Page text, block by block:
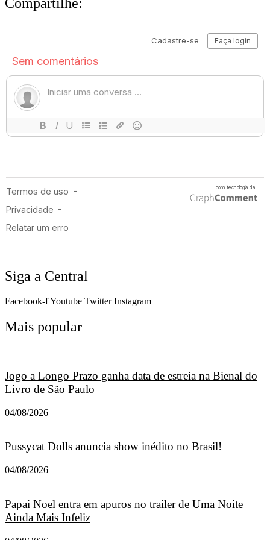
Siga a Central
Facebook-fYoutube Twitter Instagram
Mais popular
Jogo a Longo Prazo ganha data de estreia na Bienal do
Livro de São Paulo
04/08/2026
Pussycat Dolls anuncia show inédito no Brasil!
04/08/2026
Papai Noel entra em apuros no trailer de Uma Noite
Ainda Mais Infeliz